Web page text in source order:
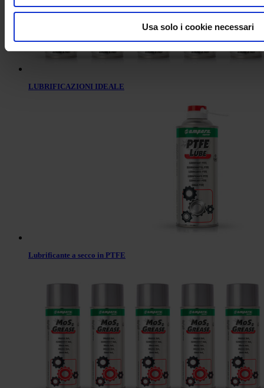
Usa solo i cookie necessari
LUBRIFICAZIONI IDEALE
Lubrificante a secco in PTFE